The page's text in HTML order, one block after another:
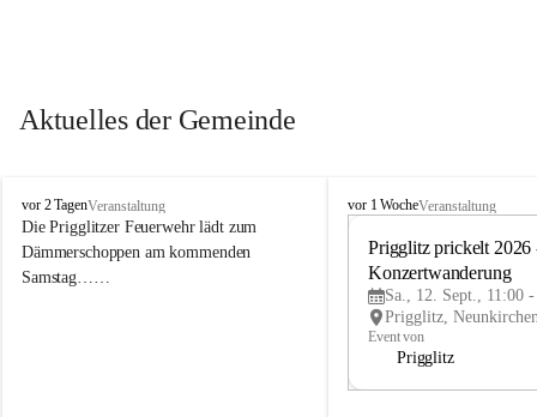
Aktuelles der Gemeinde
P
r
i
g
vor 2 TagenVeranstaltung
Die Prigglitzer Feuerwehr lädt zum
Dämmerschoppen am kommenden
Samstag……
P
vor 1 WocheVeranstaltung
Prigglitz prickelt 2026
Konzertwanderung
Sa., 12. Sept., 11:00
Event von
Prigglitz